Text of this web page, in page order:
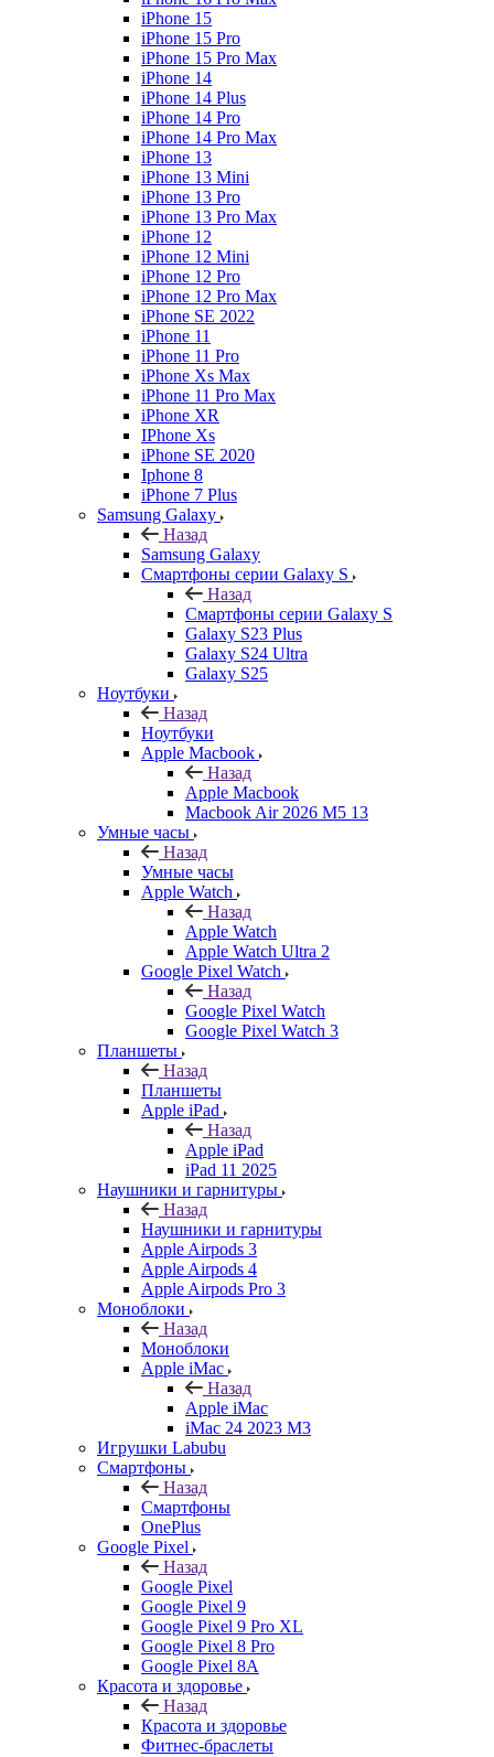
iPhone 15
iPhone 15 Pro
iPhone 15 Pro Max
iPhone 14
iPhone 14 Plus
iPhone 14 Pro
iPhone 14 Pro Max
iPhone 13
iPhone 13 Mini
iPhone 13 Pro
iPhone 13 Pro Max
iPhone 12
iPhone 12 Mini
iPhone 12 Pro
iPhone 12 Pro Max
iPhone SE 2022
iPhone 11
iPhone 11 Pro
iPhone Xs Max
iPhone 11 Pro Max
iPhone XR
IPhone Xs
iPhone SE 2020
Iphone 8
iPhone 7 Plus
Samsung Galaxy
Назад
Samsung Galaxy
Смартфоны серии Galaxy S
Назад
Смартфоны серии Galaxy S
Galaxy S23 Plus
Galaxy S24 Ultra
Galaxy S25
Ноутбуки
Назад
Ноутбуки
Apple Macbook
Назад
Apple Macbook
Macbook Air 2026 M5 13
Умные часы
Назад
Умные часы
Apple Watch
Назад
Apple Watch
Apple Watch Ultra 2
Google Pixel Watch
Назад
Google Pixel Watch
Google Pixel Watch 3
Планшеты
Назад
Планшеты
Apple iPad
Назад
Apple iPad
iPad 11 2025
Наушники и гарнитуры
Назад
Наушники и гарнитуры
Apple Airpods 3
Apple Airpods 4
Apple Airpods Pro 3
Моноблоки
Назад
Моноблоки
Apple iMac
Назад
Apple iMac
iMac 24 2023 M3
Игрушки Labubu
Смартфоны
Назад
Смартфоны
OnePlus
Google Pixel
Назад
Google Pixel
Google Pixel 9
Google Pixel 9 Pro XL
Google Pixel 8 Pro
Google Pixel 8A
Красота и здоровье
Назад
Красота и здоровье
Фитнес-браслеты